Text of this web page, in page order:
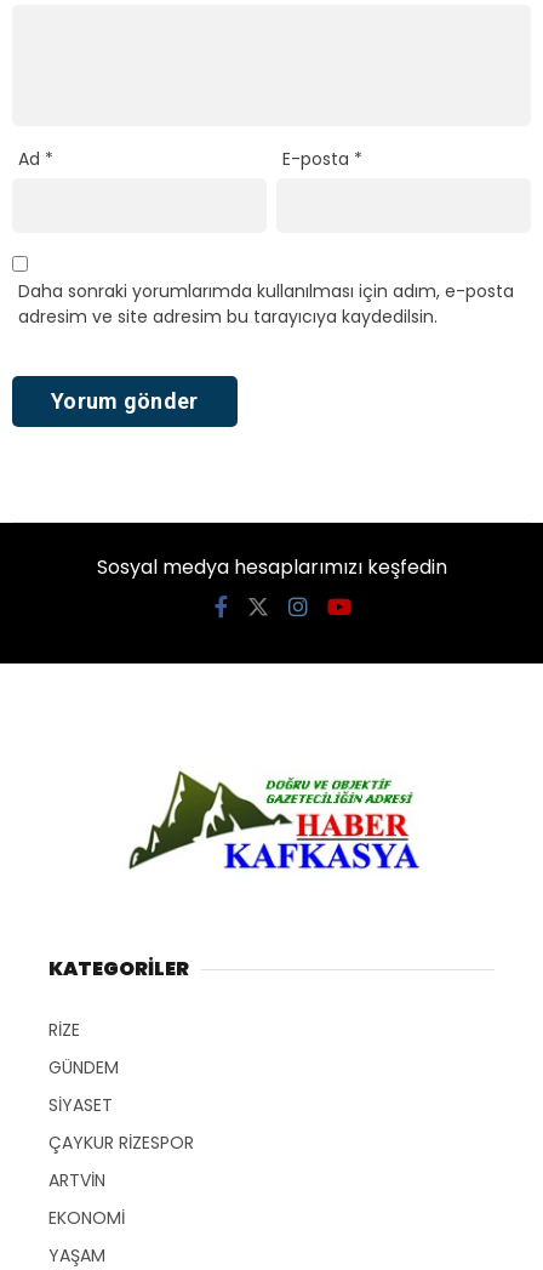
Ad * E-posta *
Daha sonraki yorumlarımda kullanılması için adım, e-posta
adresim ve site adresim bu tarayıcıya kaydedilsin.
Sosyal medya hesaplarımızı keşfedin
KATEGORİLER
RİZE
GÜNDEM
SİYASET
ÇAYKUR RİZESPOR
ARTVİN
EKONOMİ
YAŞAM